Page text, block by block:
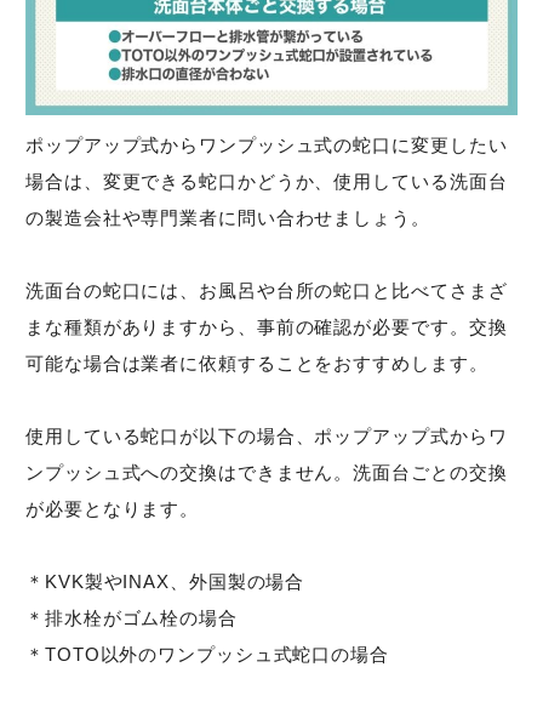
ポップアップ式からワンプッシュ式の蛇口に変更したい
場合は、変更できる蛇口かどうか、使用している洗面台
の製造会社や専門業者に問い合わせましょう。
洗面台の蛇口には、お風呂や台所の蛇口と比べてさまざ
まな種類がありますから、事前の確認が必要です。交換
可能な場合は業者に依頼することをおすすめします。
使用している蛇口が以下の場合、ポップアップ式からワ
ンプッシュ式への交換はできません。洗面台ごとの交換
が必要となります。
＊KVK製やINAX、外国製の場合
＊排水栓がゴム栓の場合
＊TOTO以外のワンプッシュ式蛇口の場合